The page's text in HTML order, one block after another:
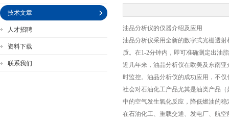
技术文章
人才招聘
资料下载
联系我们
油品分析仪的仪器介绍及应用
油品分析仪采用全新的数字式光栅透
质。在1-2分钟内，即可准确测定出油
近几年来，油品分析仪在欧美及东南
时监控。油品分析仪的成功应用，不
社会对石油化工产品尤其是油类产品
中的空气发生氧化反应，降低燃油的稳
在石油化工、重载交通、发电厂、航